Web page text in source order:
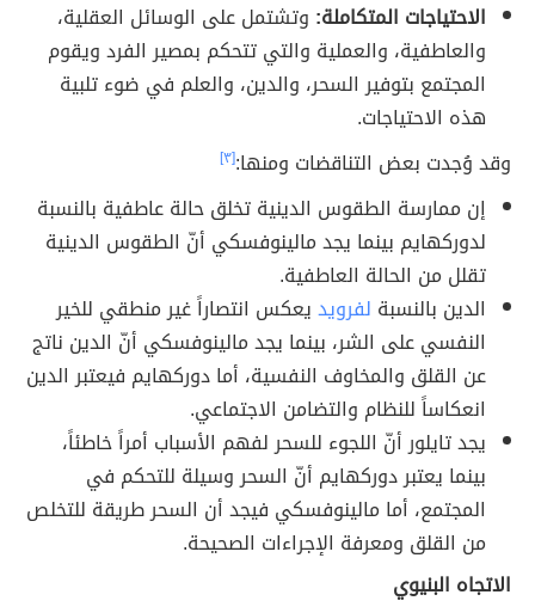
الاحتياجات المتكاملة: وتشتمل على الوسائل العقلية،
والعاطفية، والعملية والتي تتحكم بمصير الفرد ويقوم
المجتمع بتوفير السحر، والدين، والعلم في ضوء تلبية
هذه الاحتياجات.
وقد وُجدت بعض التناقضات ومنها:[٣]
إن ممارسة الطقوس الدينية تخلق حالة عاطفية بالنسبة
لدوركهايم بينما يجد مالينوفسكي أنّ الطقوس الدينية
تقلل من الحالة العاطفية.
الدين بالنسبة لفرويديعكس انتصاراً غير منطقي للخير
النفسي على الشر، بينما يجد مالينوفسكي أنّ الدين ناتج
عن القلق والمخاوف النفسية، أما دوركهايم فيعتبر الدين
انعكاساً للنظام والتضامن الاجتماعي.
يجد تايلور أنّ اللجوء للسحر لفهم الأسباب أمراً خاطئاً،
بينما يعتبر دوركهايم أنّ السحر وسيلة للتحكم في
المجتمع، أما مالينوفسكي فيجد أن السحر طريقة للتخلص
من القلق ومعرفة الإجراءات الصحيحة.
الاتجاه البنيوي